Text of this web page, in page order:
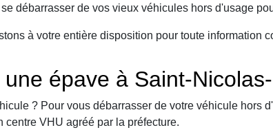
débarrasser de vos vieux véhicules hors d'usage
à votre entière disposition pour toute information
épave à Saint-
? Pour vous débarrasser de votre véhicule hors
VHU agréé par la préfecture.